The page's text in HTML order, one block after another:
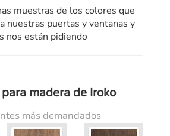
muestras de los colores que
nuestras puertas y ventanas y
nos están pidiendo
madera de Iroko
más demandados